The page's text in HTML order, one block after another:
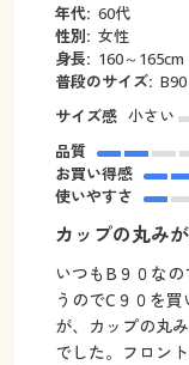
年代: 60代
性別: 女性
身長: 160～165cm
普段のサイズ: B90
サイズ感 小さい
品質
お買い得感
使いやすさ
カップの丸み
いつもB９０な
うのでC９０を
が、カップの丸
でした。フロン